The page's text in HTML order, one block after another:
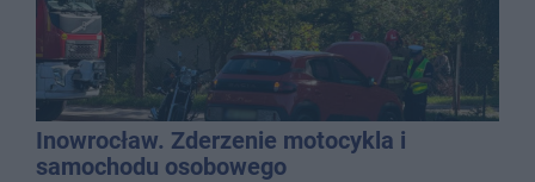
Inowrocław. Zderzenie motocykla i
samochodu osobowego